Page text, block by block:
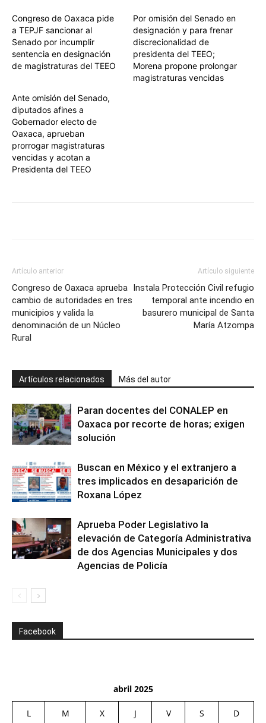
Congreso de Oaxaca pide
a TEPJF sancionar al
Senado por incumplir
sentencia en designación
de magistraturas del TEEO
Por omisión del Senado en
designación y para frenar
discrecionalidad de
presidenta del TEEO;
Morena propone prolongar
magistraturas vencidas
Ante omisión del Senado,
diputados afines a
Gobernador electo de
Oaxaca, aprueban
prorrogar magistraturas
vencidas y acotan a
Presidenta del TEEO
Artículo anterior
Congreso de Oaxaca aprueba
cambio de autoridades en tres
municipios y valida la
denominación de un Núcleo
Rural
Artículo siguiente
Instala Protección Civil refugio
temporal ante incendio en
basurero municipal de Santa
María Atzompa
Artículos relacionados Más del autor
Paran docentes del CONALEP en
Oaxaca por recorte de horas; exigen
solución
Buscan en México y el extranjero a
tres implicados en desaparición de
Roxana López
Aprueba Poder Legislativo la
elevación de Categoría Administrativa
de dos Agencias Municipales y dos
Agencias de Policía
Facebook
abril 2025
L M X J V S D